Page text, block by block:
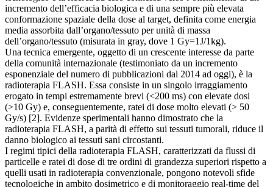
incremento dell’efficacia biologica e di una sempre più elevata
conformazione spaziale della dose al target, definita come energia
media assorbita dall’organo/tessuto per unità di massa
dell’organo/tessuto (misurata in gray, dove 1 Gy=1J/1kg).
Una tecnica emergente, oggetto di un crescente interesse da parte
della comunità internazionale (testimoniato da un incremento
esponenziale del numero di pubblicazioni dal 2014 ad oggi), è la
radioterapia FLASH. Essa consiste in un singolo irraggiamento
erogato in tempi estremamente brevi (<200 ms) con elevate dosi
(>10 Gy) e, conseguentemente, ratei di dose molto elevati (> 50
Gy/s) [2]. Evidenze sperimentali hanno dimostrato che la
radioterapia FLASH, a parità di effetto sui tessuti tumorali, riduce il
danno biologico ai tessuti sani circostanti.
I regimi tipici della radioterapia FLASH, caratterizzati da flussi di
particelle e ratei di dose di tre ordini di grandezza superiori rispetto a
quelli usati in radioterapia convenzionale, pongono notevoli sfide
tecnologiche in ambito dosimetrico e di monitoraggio real-time del